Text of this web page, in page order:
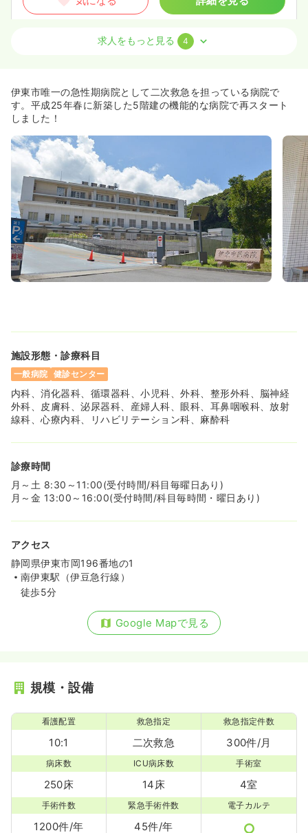
保健師
給与 28.4万円〜 /月 賞与4ヶ月
※経験10年の例
日祝休み
4週8休以上
気になる 詳細を見る
外来正看護師 一般病院
2交代（常勤） 一時募集休止
給与 29.3万円〜
気になる
日勤のみ（パート） 一時募集休止
時間 8:30～17:00
オペ室(手術室)正看護師
日勤のみ（常勤）
給与 26.7 万円/月 賞与2回
※経験4年の例
時間
オンコールあり
月給30万円以上可
求人をもっと見る 4
伊東市唯一の急性期病院として二次救急を担っている病院で
す。平成25年春に新築した5階建の機能的な病院で再スタート
しました！
施設形態・診療科目
一般病院 健診センター
内科、消化器科、循環器科、小児科、外科、整形外科、脳神経
外科、皮膚科、泌尿器科、産婦人科、眼科、耳鼻咽喉科、放射
線科、心療内科、リハビリテーション科、麻酔科
診療時間
月～土 8:30～11:00(受付時間/科目毎曜日あり)
月～金 13:00～16:00(受付時間/科目毎時間・曜日あり)
アクセス
静岡県伊東市岡196番地の1
南伊東駅（伊豆急行線）
徒歩5分
Google Mapで見る
規模・設備
看護配置
10:1
救急指定
二次救急
救急指定件数
300件/月
病床数
250床
ICU病床数
14床
手術室
4室
手術件数
1200件/年
緊急手術件数
45件/年
電子カルテ